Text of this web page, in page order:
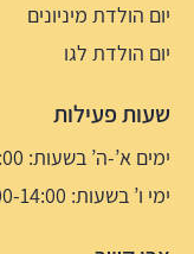
יום הולדת מיניונים
יום הולדת לגו
שעות פעילות
ימים א’-ה’ בשעות: 09:00-20:00
ימי ו’ בשעות: 09:00-14:00